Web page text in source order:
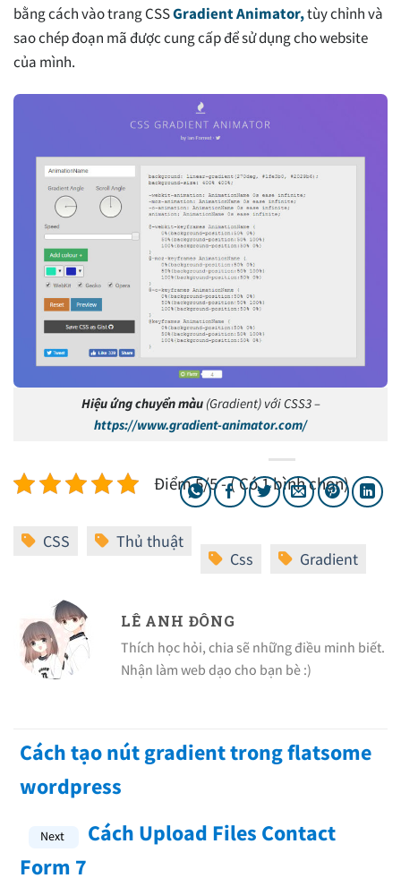
bằng cách vào trang CSSGradient Animator,tùy chỉnh và
sao chép đoạn mã được cung cấp để sử dụng cho website
của mình.
Hiệu ứng chuyển màu(Gradient) với CSS3 –
https://www.gradient-animator.com/
Điểm 5/5 - ( Có 1 bình chọn)
LÊ ANH ĐÔNG
Thích học hỏi, chia sẽ những điều minh biết.
Nhận làm web dạo cho bạn bè :)
Cách tạo nút gradient trong flatsome
wordpress
Cách Upload Files Contact
Form 7